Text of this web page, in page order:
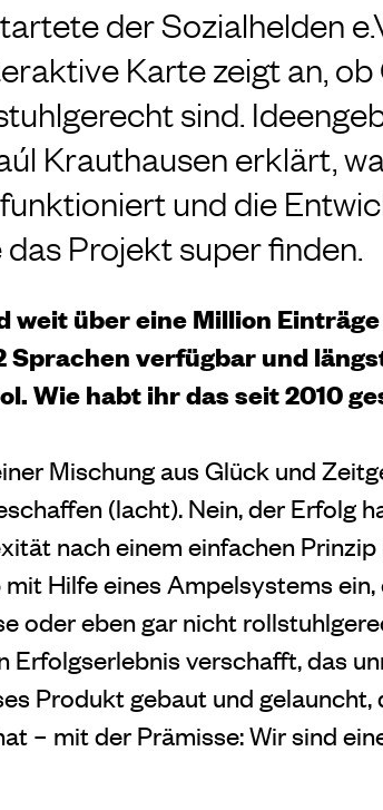
der Sozialhelden
Karte zeigt an,
sind.
Krauthausen erklärt,
und die
Projekt super finden.
weit über eine Million
Sprachen verfügbar und
Wie habt ihr das seit 2010
Mischung aus Glück und
(lacht). Nein, der Erfolg
nach einem einfachen
Hilfe eines Ampelsystems ein,
oder eben gar nicht
Erfolgserlebnis verschafft, das
Produkt gebaut und gelauncht,
– mit der Prämisse: Wir sind